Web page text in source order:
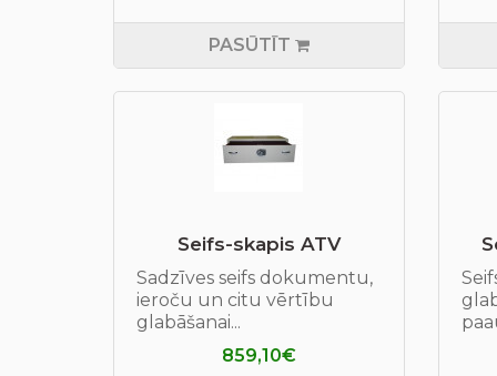
PASŪTĪT
Seifs-skapis ATV
Sadzīves seifs dokumentu,
ieroču un citu vērtību
glabāšanai...
859,10€